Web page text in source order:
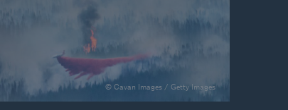
© Cavan Images / Getty Images